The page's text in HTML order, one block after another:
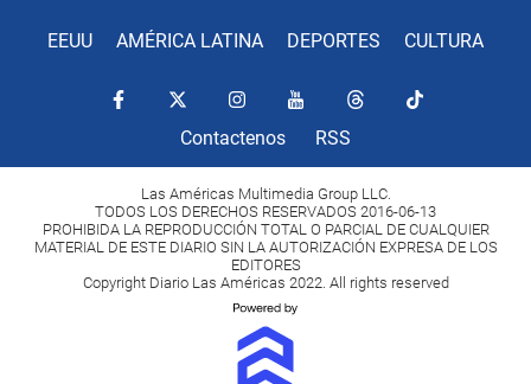
EEUU AMÉRICA LATINA DEPORTES CULTURA
Contactenos RSS
Las Américas Multimedia Group LLC.
TODOS LOS DERECHOS RESERVADOS 2016-06-13
PROHIBIDA LA REPRODUCCIÓN TOTAL O PARCIAL DE CUALQUIER
MATERIAL DE ESTE DIARIO SIN LA AUTORIZACIÓN EXPRESA DE LOS
EDITORES
Copyright Diario Las Américas 2022. All rights reserved